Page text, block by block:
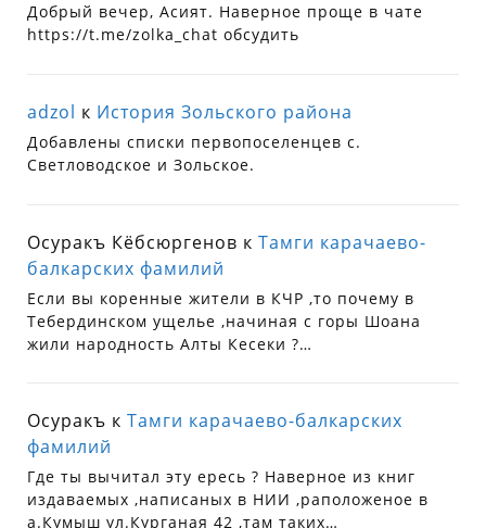
Добрый вечер, Асият. Наверное проще в чате
https://t.me/zolka_chat обсудить
adzol к История Зольского района
Добавлены списки первопоселенцев с.
Светловодское и Зольское.
Осуракъ Кёбсюргенов кТамги карачаево-
балкарских фамилий
Если вы коренные жители в КЧР ,то почему в
Тебердинском ущелье ,начиная с горы Шоана
жили народность Алты Кесеки ?…
Осуракъ кТамги карачаево-балкарских
фамилий
Где ты вычитал эту ересь ? Наверное из книг
издаваемых ,написаных в НИИ ,раположеное в
а.Кумыш ул.Курганая 42 ,там таких…